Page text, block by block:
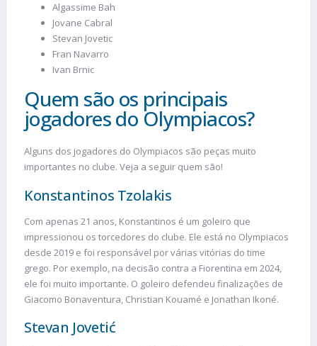
Algassime Bah
Jovane Cabral
Stevan Jovetic
Fran Navarro
Ivan Brnic
Quem são os principais
jogadores do Olympiacos?
Alguns dos jogadores do Olympiacos são peças muito
importantes no clube. Veja a seguir quem são!
Konstantinos Tzolakis
Com apenas 21 anos, Konstantinos é um goleiro que
impressionou os torcedores do clube. Ele está no Olympiacos
desde 2019 e foi responsável por várias vitórias do time
grego. Por exemplo, na decisão contra a Fiorentina em 2024,
ele foi muito importante. O goleiro defendeu finalizações de
Giacomo Bonaventura, Christian Kouamé e Jonathan Ikoné.
Stevan Jovetić